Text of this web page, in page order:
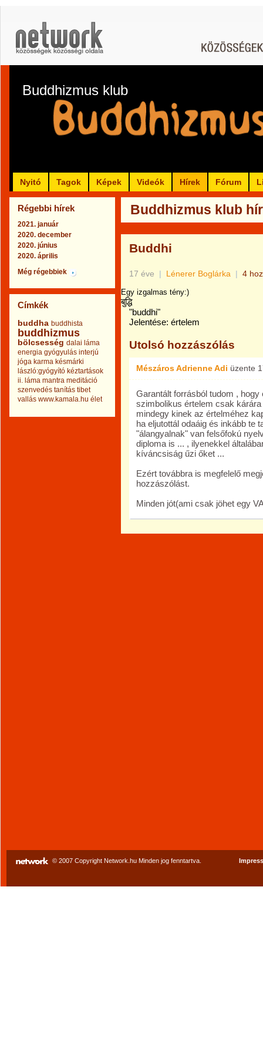
Buddhizmus klub
Nyitó Tagok Képek Videók Hírek Fórum
Régebbi hírek
2021. január
2020. december
2020. június
2020. április
Még régebbiek
Címkék
buddha buddhista
buddhizmus
bölcsesség dalai láma
energia gyógyulás interjú
jóga karma késmárki
lászló:gyógyító kéztartások
ii. láma mantra meditáció
szenvedés tanítás tibet
vallás www.kamala.hu élet
Buddhizmus klub
Buddhi
17 éve | Lénerer Boglárka | 4
Egy izgalmas tény:)
बुद्धि
"buddhi"
Jelentése: értelem
Utolsó hozzászólás
Mészáros Adrienne Adi üzente
Garantált forrásból tudom ,
szimbolikus értelem csak
mindegy kinek az értelméhez
ha eljutottál odaáig és inkább te
"álangyalnak" van felsőfokú
diploma is ... , ilyenekkel
kíváncsiság űzi őket ...
Ezért továbbra is megfelelő
hozzászólást.
Minden jót(ami csak jöhet egy
© 2007 Copyright Network.hu Minden jog fenntartva.